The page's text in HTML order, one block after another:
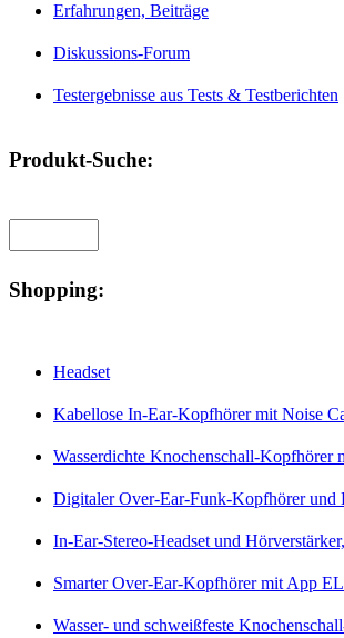
Erfahrungen, Beiträge
Diskussions-Forum
Testergebnisse aus Tests & Testberichten
Produkt-Suche:
Shopping:
Headset
Kabellose In-Ear-Kopfhörer mit Noise
Wasserdichte Knochenschall-
Digitaler Over-Ear-Funk-Kopfhörer und
In-Ear-Stereo-Headset und
Smarter Over-Ear-Kopfhörer mit App
Wasser- und schweißfeste